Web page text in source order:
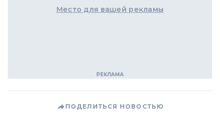
Место для вашей рекламы
ПОДЕЛИТЬСЯ НОВОСТЬЮ